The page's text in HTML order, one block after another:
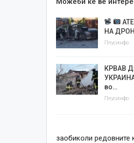
НА
Плусинфо
КРВАВ
УКРАИНА
во…
Плусинфо
заобиколи редовните